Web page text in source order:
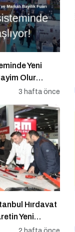
Yeni
Olur
İçin Geri
3 hafta önce
Hırdavat
Yeni